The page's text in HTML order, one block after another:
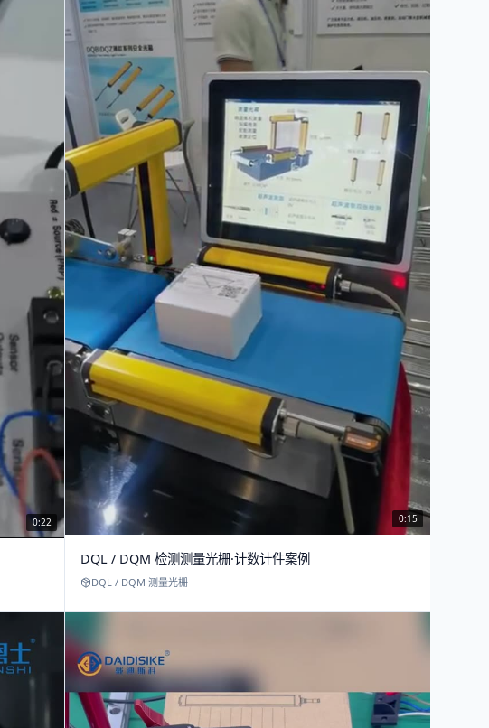
0:22 0:15
DQL / DQM 检测测量光栅·计数计件案例
DQL / DQM 测量光栅